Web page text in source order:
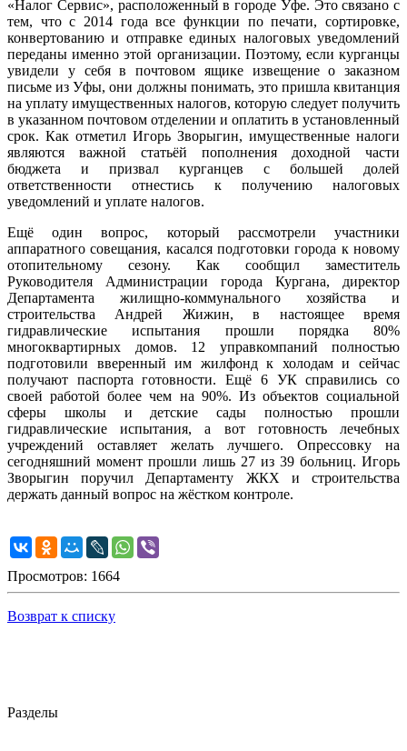
«Налог Сервис», расположенный в городе Уфе. Это связано с
тем, что с 2014 года все функции по печати, сортировке,
конвертованию и отправке единых налоговых уведомлений
переданы именно этой организации. Поэтому, если курганцы
увидели у себя в почтовом ящике извещение о заказном
письме из Уфы, они должны понимать, это пришла квитанция
на уплату имущественных налогов, которую следует получить
в указанном почтовом отделении и оплатить в установленный
срок. Как отметил Игорь Зворыгин, имущественные налоги
являются важной статьёй пополнения доходной части
бюджета и призвал курганцев с большей долей
ответственности отнестись к получению налоговых
уведомлений и уплате налогов.
Ещё один вопрос, который рассмотрели участники
аппаратного совещания, касался подготовки города к новому
отопительному сезону. Как сообщил заместитель
Руководителя Администрации города Кургана, директор
Департамента жилищно-коммунального хозяйства и
строительства Андрей Жижин, в настоящее время
гидравлические испытания прошли порядка 80%
многоквартирных домов. 12 управкомпаний полностью
подготовили вверенный им жилфонд к холодам и сейчас
получают паспорта готовности. Ещё 6 УК справились со
своей работой более чем на 90%. Из объектов социальной
сферы школы и детские сады полностью прошли
гидравлические испытания, а вот готовность лечебных
учреждений оставляет желать лучшего. Опрессовку на
сегодняшний момент прошли лишь 27 из 39 больниц. Игорь
Зворыгин поручил Департаменту ЖКХ и строительства
держать данный вопрос на жёстком контроле.
Просмотров: 1664
Возврат к списку
Разделы